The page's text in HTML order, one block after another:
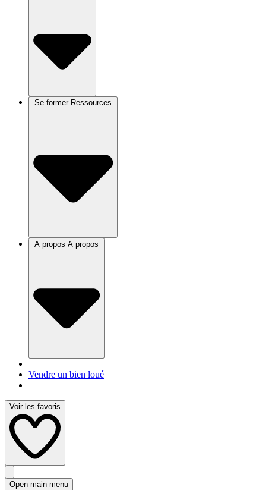
Se former
A propos
Vendre un bien loué
Voir les favoris
Open main menu